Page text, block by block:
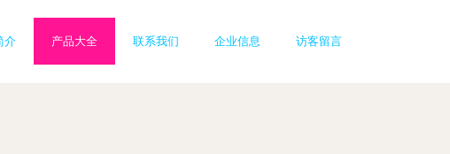
介 产品大全 联系我们 企业信息 访客留言